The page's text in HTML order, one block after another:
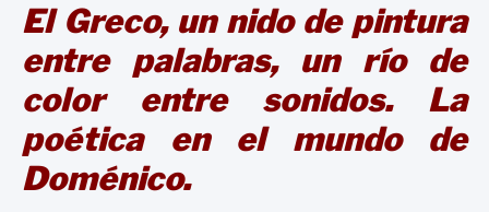
El Greco, un nido de pintura
entre palabras, un río de
color entre sonidos. La
poética en el mundo de
Doménico.